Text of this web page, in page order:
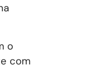
o
com